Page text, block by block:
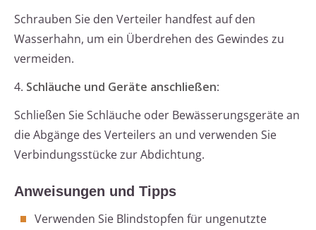
Schrauben Sie den Verteiler handfest auf den
Wasserhahn, um ein Überdrehen des Gewindes zu
vermeiden.
4. Schläuche und Geräte anschließen:
Schließen Sie Schläuche oder Bewässerungsgeräte an
die Abgänge des Verteilers an und verwenden Sie
Verbindungsstücke zur Abdichtung.
Anweisungen und Tipps
Verwenden Sie Blindstopfen für ungenutzte